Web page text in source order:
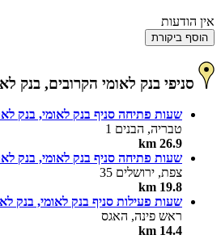
אין הודעות
הוסף ביקורת
סניפי בנק לאומי הקרובים, בנק
שעות פתיחה סניף בנק לאומי, בנק
טבריה, הבנים 1
26.9 km
שעות פתיחה סניף בנק לאומי, בנק
צפת, ירושלים 35
19.8 km
שעות פעילות סניף בנק לאומי, בנק
ראש פינה, האגס
14.4 km